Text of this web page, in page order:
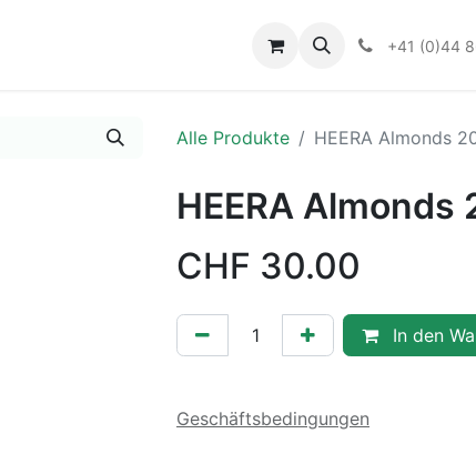
+41 (0)44
Alle Produkte HEERA Almonds
HEERA Almonds
CHF 30.00
In den
Geschäftsbedingungen